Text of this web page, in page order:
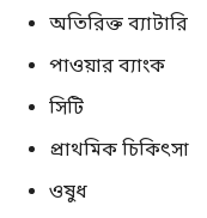
অতিরিক্ত ব্যাটারি
পাওয়ার ব্যাংক
সিটি
প্রাথমিক চিকিৎসা
ওষুধ